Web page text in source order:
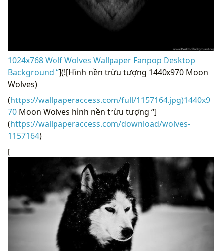
1024x768 Wolf Wolves Wallpaper Fanpop Desktop
Background “](![Hình nền trừu tượng 1440x970 Moon
Wolves)
(https://wallpaperaccess.com/full/1157164.jpg)1440x9
70 Moon Wolves hình nền trừu tượng “]
(https://wallpaperaccess.com/download/wolves-
1157164)
[